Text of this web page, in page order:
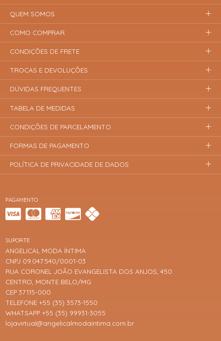
PAGAMENTO
SUPORTE
ANGELICAL MODA ÍNTIMA
CNPJ 09.047.540/0001-03
RUA CORONEL JOÃO EVANGELISTA DOS ANJOS, 450
CENTRO, MONTE BELO/MG
CEP 37115-000
TELEFONE +55 (35) 3573-1550
WHATSAPP +55 (35) 99931-3055
lojavirtual@angelicalmodaintima.com.br
QUEM SOMOS
COMO COMPRAR
CONDIÇÕES DE FRETE
TROCAS E DEVOLUÇÕES
DÚVIDAS FREQUENTES
TABELA DE MEDIDAS
CONDIÇÕES DE PARCELAMENTO
FORMAS DE PAGAMENTO
POLÍTICA DE PRIVACIDADE DE DADOS